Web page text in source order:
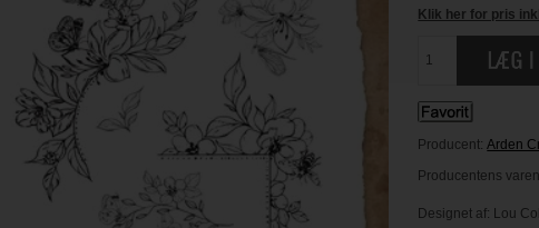
Klik her for pris
Producent:Arden
Producentens
Designet af: Lou